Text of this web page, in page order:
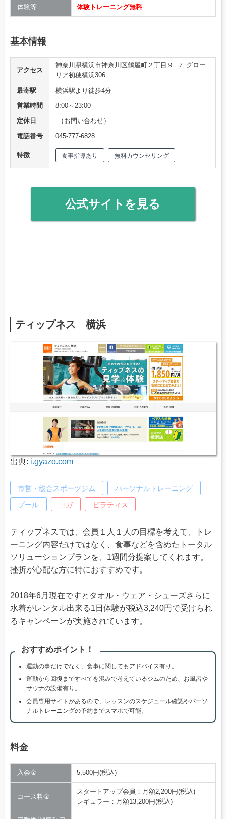
体験等 体験トレーニング無料
基本情報
アクセス
神奈川県横浜市神奈川区鶴屋町２丁目９−７ グロー
リア初穂横浜306
最寄駅
横浜駅より徒歩4分
営業時間
8:00～23:00
定休日
‐（お問い合わせ）
電話番号
045-777-6828
特徴 食事指導あり 無料カウンセリング
公式サイトを見る
ティップネス 横浜
出典: i.gyazo.com
市営・総合スポーツジム パーソナルトレーニング
プール ヨガ ピラティス
ティップネスでは、会員１人１人の目標を考えて、トレ
ーニング内容だけではなく、食事などを含めたトータル
ソリューションプランを、1週間分提案してくれます。
挫折が心配な方に特におすすめです。
2018年6月現在ですとタオル・ウェア・シューズさらに
水着がレンタル出来る1日体験が税込3,240円で受けられ
るキャンペーンが実施されています。
おすすめポイント！
運動の事だけでなく、食事に関してもアドバイス有り。
運動から回復まですべてを混みで考えているジムのため、お風呂や
サウナの設備有り。
会員専用サイトがあるので、レッスンのスケジュール確認やパーソ
ナルトレーニングの予約までスマホで可能。
料金
入会金 5,500円(税込)
コース料金
スタートアップ会員：月額2,200円(税込)
レギュラー：月額13,200円(税込)